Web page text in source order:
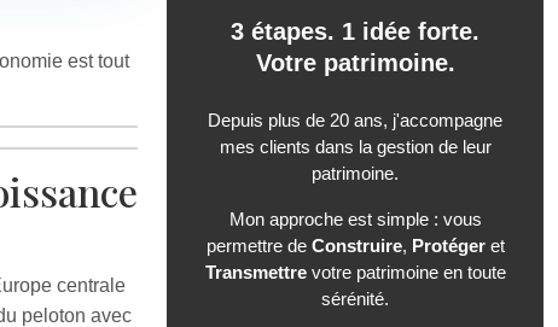
est tout
centrale
peloton avec
3 étapes. 1 idée forte.
Votre patrimoine.
Depuis plus de 20 ans, j'accompagne
mes clients dans la gestion de leur
patrimoine.
Mon approche est simple : vous
permettre de Construire, Protégeret
Transmettrevotre patrimoine en toute
sérénité.